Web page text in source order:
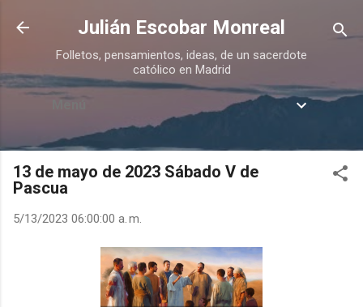
Ir al contenido principal
Julián Escobar Monreal
Folletos, pensamientos, ideas, de un sacerdote
católico en Madrid
Menú
13 de mayo de 2023 Sábado V de
Pascua
5/13/2023 06:00:00 a. m.